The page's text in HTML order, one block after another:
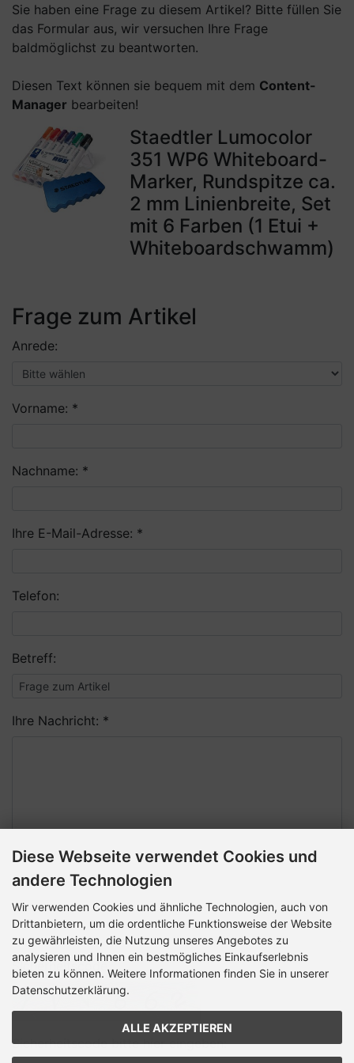
Sie haben eine Frage zu diesem Artikel? Bitte füllen Sie
das Formular aus, wir versuchen Ihre Frage
baldmöglichst zu beantworten.
Diesen Text können sie bequem mit dem Content-
Manager bearbeiten!
Staedtler Lumocolor
351 WP6 Whiteboard-
Marker, Rundspitze ca.
2 mm Linienbreite, Set
mit 6 Farben (1 Etui +
Whiteboardschwamm)
Frage zum Artikel
Anrede:
Vorname: *
Nachname: *
Ihre E-Mail-Adresse: *
Telefon:
Betreff:
Ihre Nachricht: *
Sicherheitscode
Sicherheitscode bitte hier eingeben:
Diese Webseite verwendet Cookies und
andere Technologien
Wir verwenden Cookies und ähnliche Technologien, auch von
Drittanbietern, um die ordentliche Funktionsweise der Website
zu gewährleisten, die Nutzung unseres Angebotes zu
analysieren und Ihnen ein bestmögliches Einkaufserlebnis
bieten zu können. Weitere Informationen finden Sie in unserer
Datenschutzerklärung.
ALLE AKZEPTIEREN